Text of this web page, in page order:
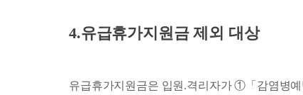
4.유급휴가지원금 제외 대상
유급휴가지원금은 입원.격리자가 ①「감염병